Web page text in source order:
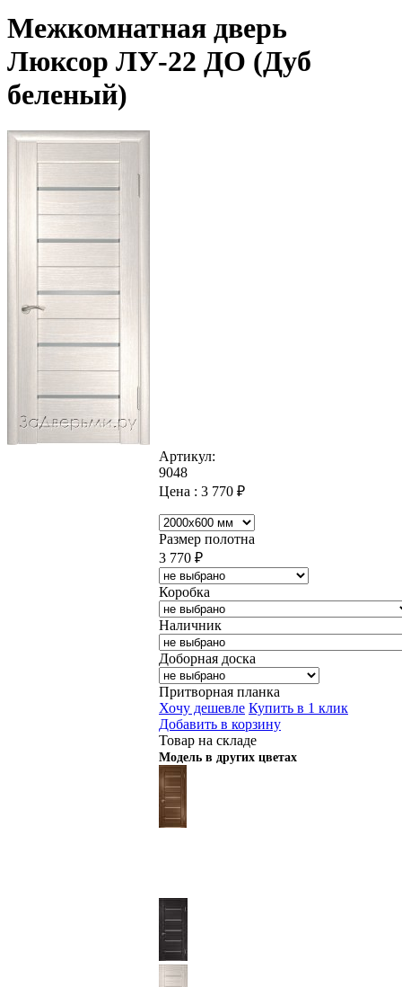
Межкомнатная дверь
Люксор ЛУ-22 ДО (Дуб
беленый)
Артикул:
9048
Цена : 3 770 ₽
Размер полотна
3 770 ₽
Коробка
Наличник
Доборная доска
Притворная планка
Хочу дешевле Купить в 1 клик
Добавить в корзину
Товар на складе
Модель в других цветах